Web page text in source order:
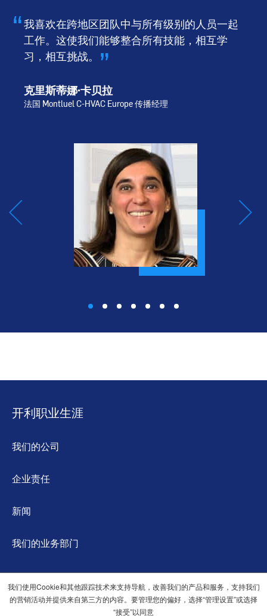
我喜欢在跨地区团队中与所有级别的人员一起
工作。这使我们能够整合所有技能，相互学
习，相互挑战。
克里斯蒂娜·卡贝拉
法国 Montluel C-HVAC Europe 传播经理
开利职业生涯
我们的公司
企业责任
新闻
我们的业务部门
我们使用Cookie和其他跟踪技术来支持导航，改善我们的产品和服务，支持我们
的营销活动并提供来自第三方的内容。要管理您的偏好，选择“管理设置”或选择
“接受”以同意